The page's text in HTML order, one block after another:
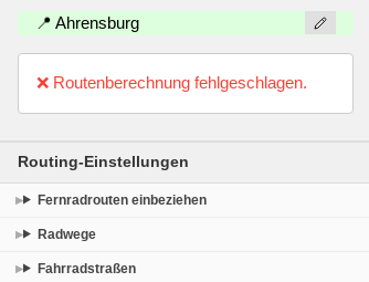
📍 Ahrensburg
❌ Routenberechnung fehlgeschlagen.
Routing-Einstellungen
Fernradrouten einbeziehen
Radwege
Fahrradstraßen